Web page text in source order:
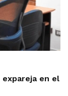
expareja en el